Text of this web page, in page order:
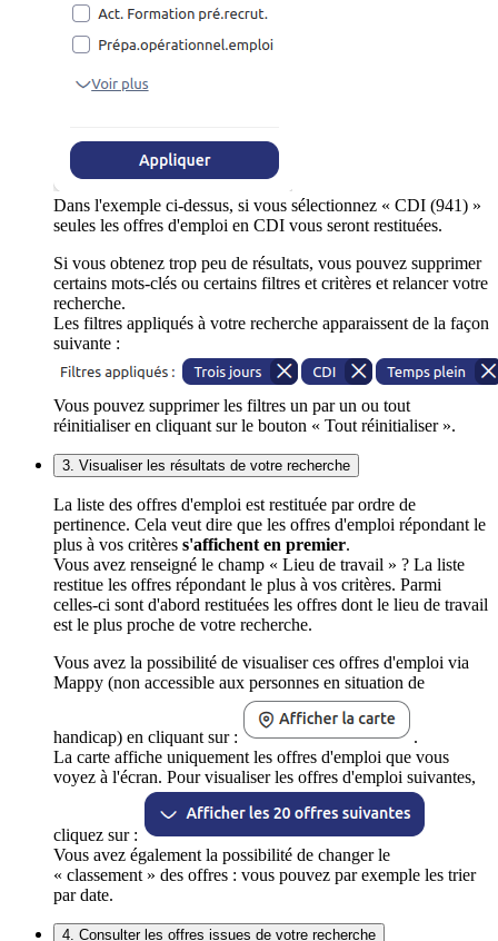
Dans l'exemple ci-dessus, si vous sélectionnez « CDI (941) »
seules les offres d'emploi en CDI vous seront restituées.
Si vous obtenez trop peu de résultats, vous pouvez supprimer
certains mots-clés ou certains filtres et critères et relancer votre
recherche.
Les filtres appliqués à votre recherche apparaissent de la façon
suivante :
Vous pouvez supprimer les filtres un par un ou tout
réinitialiser en cliquant sur le bouton « Tout réinitialiser ».
3. Visualiser les résultats de votre recherche
La liste des offres d'emploi est restituée par ordre de
pertinence. Cela veut dire que les offres d'emploi répondant le
plus à vos critères s'affichent en premier.
Vous avez renseigné le champ « Lieu de travail » ? La liste
restitue les offres répondant le plus à vos critères. Parmi
celles-ci sont d'abord restituées les offres dont le lieu de travail
est le plus proche de votre recherche.
Vous avez la possibilité de visualiser ces offres d'emploi via
Mappy (non accessible aux personnes en situation de
handicap) en cliquant sur :
.
La carte affiche uniquement les offres d'emploi que vous
voyez à l'écran. Pour visualiser les offres d'emploi suivantes,
cliquez sur :
Vous avez également la possibilité de changer le
« classement » des offres : vous pouvez par exemple les trier
par date.
4. Consulter les offres issues de votre recherche